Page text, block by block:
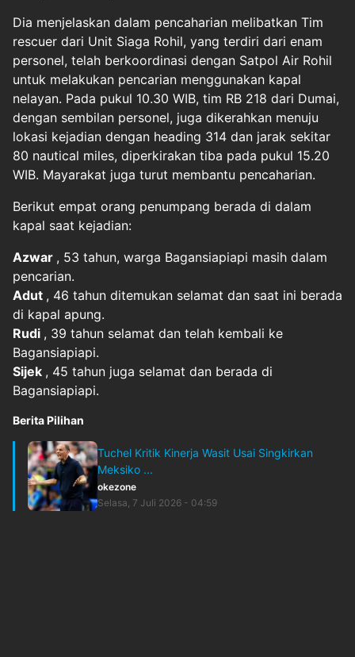
Dia menjelaskan dalam pencaharian melibatkan Tim
rescuer dari Unit Siaga Rohil, yang terdiri dari enam
personel, telah berkoordinasi dengan Satpol Air Rohil
untuk melakukan pencarian menggunakan kapal
nelayan. Pada pukul 10.30 WIB, tim RB 218 dari Dumai,
dengan sembilan personel, juga dikerahkan menuju
lokasi kejadian dengan heading 314 dan jarak sekitar
80 nautical miles, diperkirakan tiba pada pukul 15.20
WIB. Mayarakat juga turut membantu pencaharian.
Berikut empat orang penumpang berada di dalam
kapal saat kejadian:
Azwar , 53 tahun, warga Bagansiapiapi masih dalam
pencarian.
Adut , 46 tahun ditemukan selamat dan saat ini berada
di kapal apung.
Rudi , 39 tahun selamat dan telah kembali ke
Bagansiapiapi.
Sijek , 45 tahun juga selamat dan berada di
Bagansiapiapi.
Berita Pilihan
Tuchel Kritik Kinerja Wasit Usai Singkirkan
Meksiko ...
okezone
Selasa, 7 Juli 2026 - 04:59